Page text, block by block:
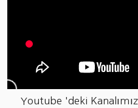
Youtube 'deki